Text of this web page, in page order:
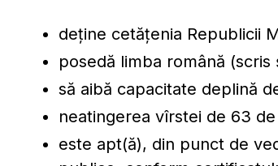
deţine cetăţenia Republicii
posedă limba română (scris
să aibă capacitate deplină
neatingerea vîrstei de 63 de
este apt(ă), din punct de